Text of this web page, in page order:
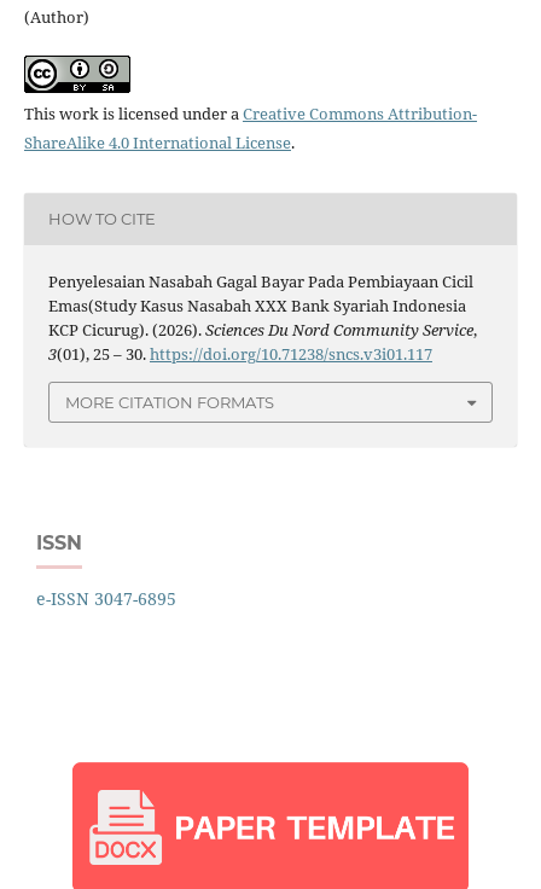
(Author)
This work is licensed under a Creative Commons Attribution-
ShareAlike 4.0 International License.
HOW TO CITE
Penyelesaian Nasabah Gagal Bayar Pada Pembiayaan Cicil
Emas(Study Kasus Nasabah XXX Bank Syariah Indonesia
KCP Cicurug). (2026).Sciences Du Nord Community Service,
3(01), 25 – 30.https://doi.org/10.71238/sncs.v3i01.117
MORE CITATION FORMATS
ISSN
e-ISSN 3047-6895